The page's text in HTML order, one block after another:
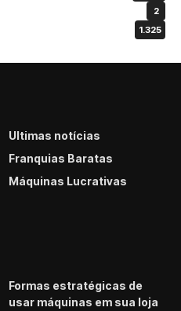
2
1.325
Últimas notícias
Franquias Baratas
Máquinas Lucrativas
Formas estratégicas de
usar máquinas em sua loja